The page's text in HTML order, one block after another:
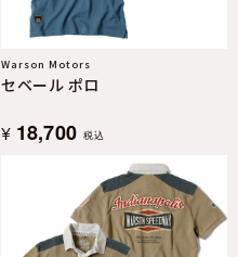
Warson Motors
セベール ポロ
¥ 18,700 税込